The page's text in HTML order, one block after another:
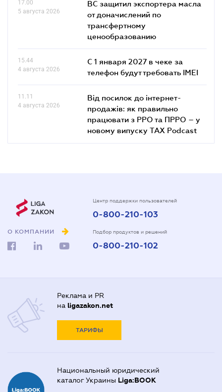
17.00
5 августа 2026
ВС защитил экспортера масла
от доначислений по
трансфертному
ценообразованию
15.44
4 августа 2026
С 1 января 2027 в чеке за
телефон будут требовать IMEI
11.11
4 августа 2026
Від посилок до інтернет-
продажів: як правильно
працювати з РРО та ПРРО – у
новому випуску TAX Podcast
О КОМПАНИИ
Центр поддержки пользователей
0-800-210-103
Подбор продуктов и решений
0-800-210-102
Реклама и PR
на ligazakon.net
ТАРИФЫ
Национальный юридический
каталог Украины Liga:BOOK